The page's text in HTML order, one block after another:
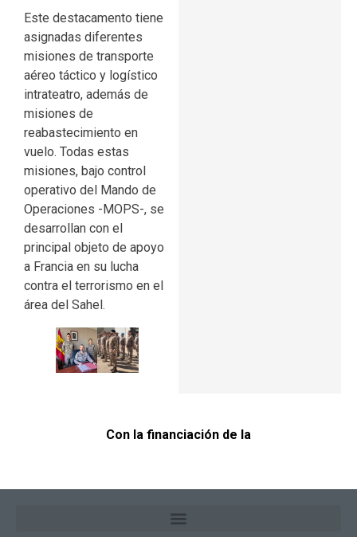
Este destacamento tiene
asignadas diferentes
misiones de transporte
aéreo táctico y logístico
intrateatro, además de
misiones de
reabastecimiento en
vuelo. Todas estas
misiones, bajo control
operativo del Mando de
Operaciones -MOPS-, se
desarrollan con el
principal objeto de apoyo
a Francia en su lucha
contra el terrorismo en el
área del Sahel.
Con la financiación de la